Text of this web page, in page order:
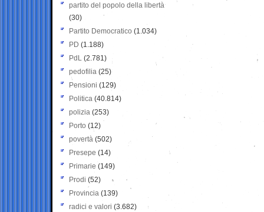
partito del popolo della libertà
(30)
Partito Democratico (1.034)
PD (1.188)
PdL (2.781)
pedofilia (25)
Pensioni (129)
Politica (40.814)
polizia (253)
Porto (12)
povertà (502)
Presepe (14)
Primarie (149)
Prodi (52)
Provincia (139)
radici e valori (3.682)